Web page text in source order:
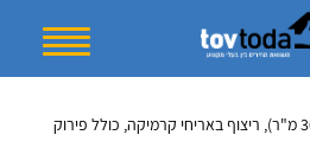
השוואת מחירי עבודות ריצוף (עד 30 מ"ר), ריצוף באריחי קרמיקה, כולל פירוק